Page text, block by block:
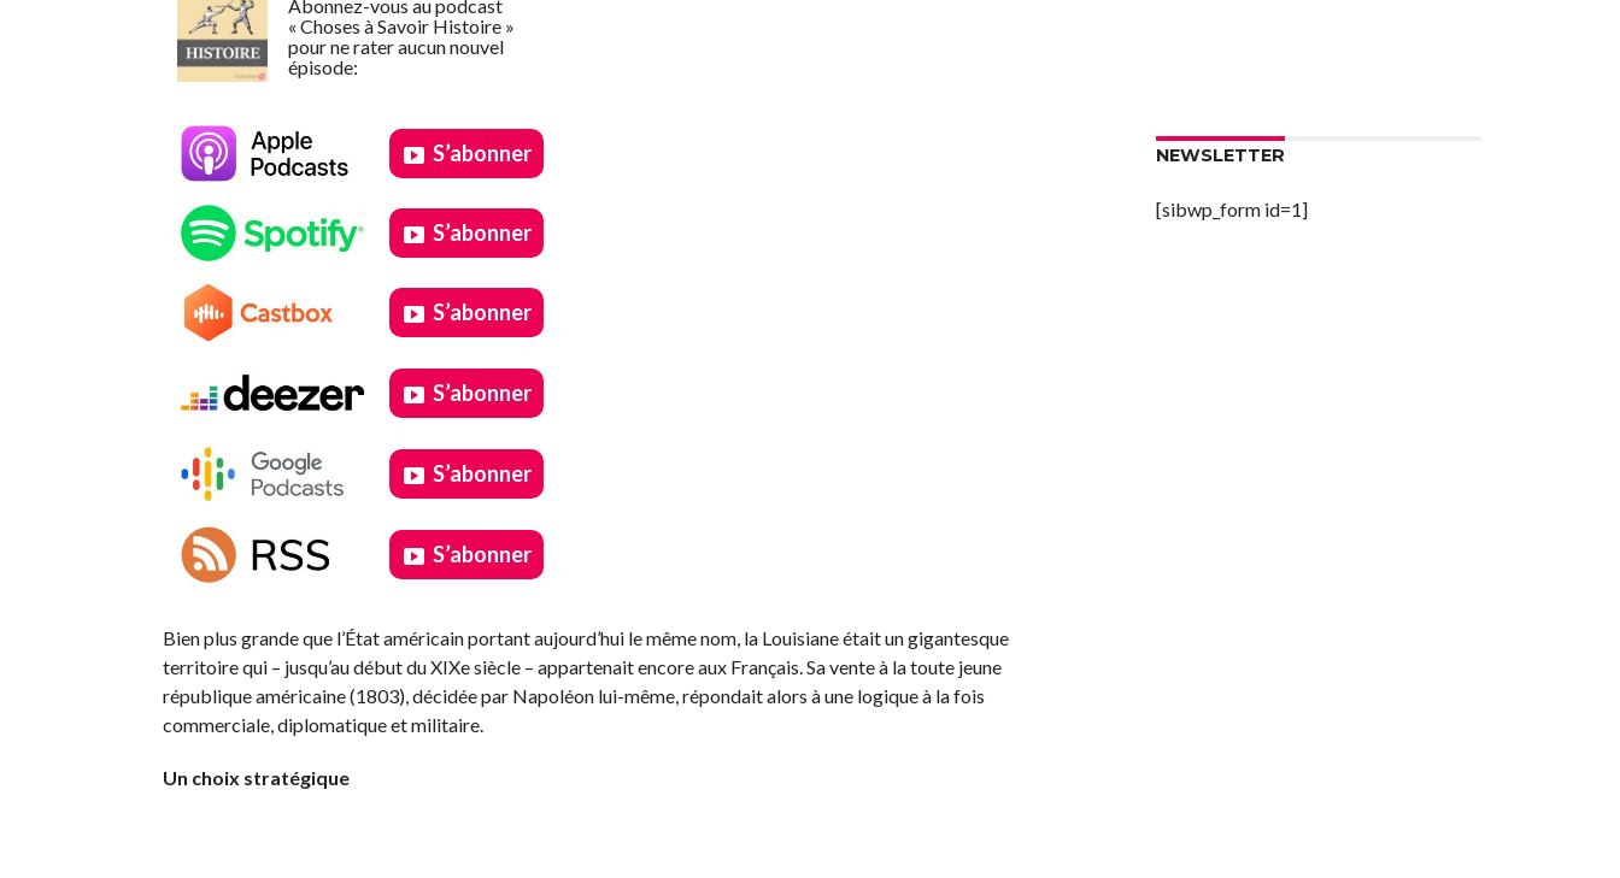
Abonnez-vous au podcast
« Choses à Savoir Histoire »
pour ne rater aucun nouvel
épisode:
S’abonner
S’abonner
S’abonner
S’abonner
S’abonner
S’abonner
Bien plus grande que l’État américain portant aujourd’hui le même nom, la Louisiane était un gigantesque
territoire qui – jusqu’au début du XIXe siècle – appartenait encore aux Français. Sa vente à la toute jeune
république américaine (1803), décidée par Napoléon lui-même, répondait alors à une logique à la fois
commerciale, diplomatique et militaire.
Un choix stratégique
NEWSLETTER
[sibwp_form id=1]